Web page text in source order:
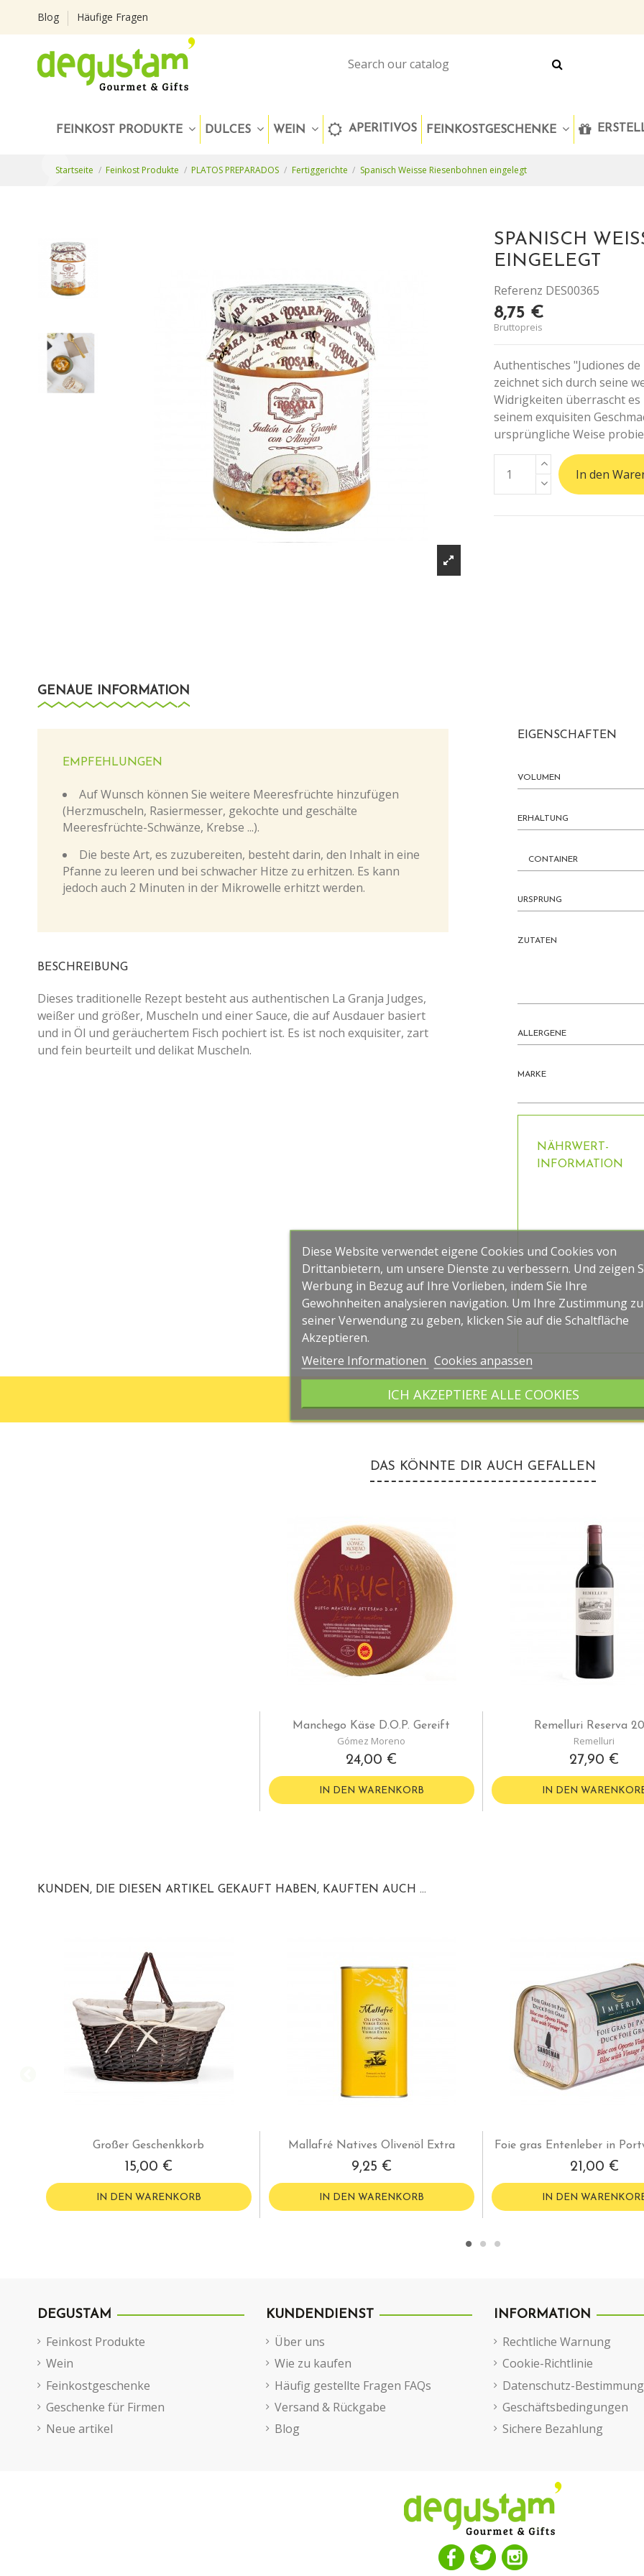
Blog Häufige Fragen
FEINKOST PRODUKTE DULCES WEIN APERITIVOS FEINKOSTGESCHENKE
Startseite Feinkost Produkte PLATOS PREPARADOS Fertiggerichte Spanisch Weisse Riesenbohnen eingelegt
SPANISCH
EINGELEGT
Referenz DES00365
8,75 €
Bruttopreis
Authentisches "Judiones
zeichnet sich durch seine
Widrigkeiten überrascht
seinem exquisiten
ursprüngliche Weise
In den
GENAUE INFORMATION
EMPFEHLUNGEN
Auf Wunsch können Sie weitere Meeresfrüchte hinzufügen
(Herzmuscheln, Rasiermesser, gekochte und geschälte
Meeresfrüchte-Schwänze, Krebse ...).
Die beste Art, es zuzubereiten, besteht darin, den Inhalt in eine
Pfanne zu leeren und bei schwacher Hitze zu erhitzen. Es kann
jedoch auch 2 Minuten in der Mikrowelle erhitzt werden.
BESCHREIBUNG
Dieses traditionelle Rezept besteht aus authentischen La Granja Judges,
weißer und größer, Muscheln und einer Sauce, die auf Ausdauer basiert
und in Öl und geräuchertem Fisch pochiert ist. Es ist noch exquisiter, zart
und fein beurteilt und delikat Muscheln.
EIGENSCHAFTEN
VOLUMEN
ERHALTUNG
CONTAINER
URSPRUNG
ZUTATEN
ALLERGENE
MARKE
NÄHRWERT-
INFORMATION
Kostenloser Versand für Bestellungen über 100
DAS KÖNNTE DIR AUCH GEFALLEN
Manchego Käse D.O.P. Gereift
Gómez Moreno
24,00 €
IN DEN WARENKORB
Remelluri Reserva
Remelluri
27,90 €
IN DEN
KUNDEN, DIE DIESEN ARTIKEL GEKAUFT HABEN, KAUFTEN AUCH ...
Großer Geschenkkorb
15,00 €
IN DEN WARENKORB
Mallafré Natives Olivenöl Extra
9,25 €
IN DEN WARENKORB
Foie gras Entenleber in
21,00 €
IN DEN
DEGUSTAM
Feinkost Produkte
Wein
Feinkostgeschenke
Geschenke für Firmen
Neue artikel
KUNDENDIENST
Über uns
Wie zu kaufen
Häufig gestellte Fragen FAQs
Versand & Rückgabe
Blog
INFORMATION
Rechtliche Warnung
Cookie-Richtlinie
Datenschutz-
Geschäftsbedingungen
Sichere Bezahlung
Diese Website verwendet eigene Cookies und Cookies von
Drittanbietern, um unsere Dienste zu verbessern. Und zeigen
Werbung in Bezug auf Ihre Vorlieben, indem Sie Ihre
Gewohnheiten analysieren navigation. Um Ihre Zustimmung zu
seiner Verwendung zu geben, klicken Sie auf die Schaltfläche
Akzeptieren.
Weitere Informationen Cookies anpassen
ICH AKZEPTIERE ALLE COOKIES